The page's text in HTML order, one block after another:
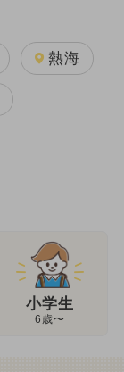
熱海
小学生
6歳〜